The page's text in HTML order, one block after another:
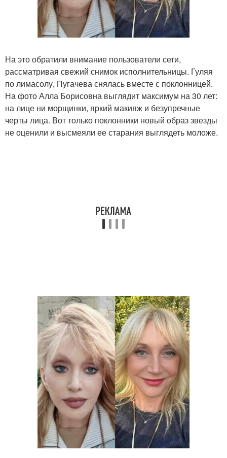
На это обратили внимание пользователи сети,
рассматривая свежий снимок исполнительницы. Гуляя
по лимасолу, Пугачева снялась вместе с поклонницей.
На фото Алла Борисовна выглядит максимум на 30 лет:
на лице ни морщинки, яркий макияж и безупречные
черты лица. Вот только поклонники новый образ звезды
не оценили и высмеяли ее старания выглядеть моложе.